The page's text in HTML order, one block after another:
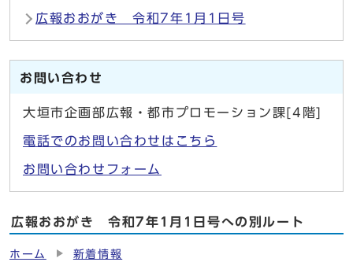
広報おおがき 令和7年1月1日号
お問い合わせ
大垣市企画部広報・都市プロモーション課[4階]
電話でのお問い合わせはこちら
お問い合わせフォーム
広報おおがき 令和7年1月1日号への別ルート
ホーム 新着情報